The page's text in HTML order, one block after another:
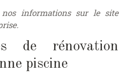
nos informations sur le site
de rénovation
piscine